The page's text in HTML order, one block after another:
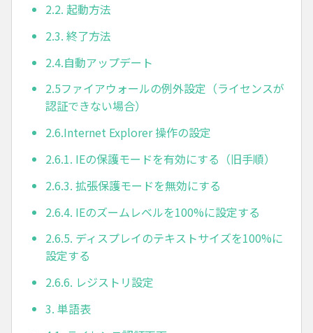
2.2. 起動方法
2.3. 終了方法
2.4.自動アップデート
2.5ファイアウォールの例外設定（ライセンスが
認証できない場合）
2.6.Internet Explorer 操作の設定
2.6.1. IEの保護モードを有効にする（旧手順）
2.6.3. 拡張保護モードを無効にする
2.6.4. IEのズームレベルを100%に設定する
2.6.5. ディスプレイのテキストサイズを100%に
設定する
2.6.6. レジストリ設定
3. 単語表